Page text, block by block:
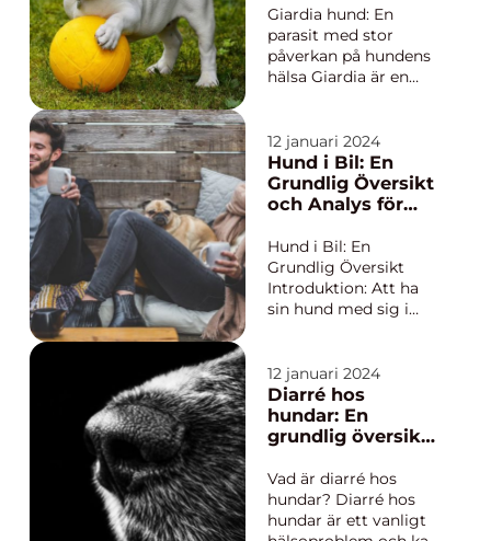
nackdelar. Vi kommer
också att inkludera
kvantitativa
mätningar för ...
Giardia hund: En
parasit med stor
påverkan på hundens
hälsa Giardia är en
hälsa negativt. Denna
artikel kommer att ge
en grundlig översikt
över giardia hos
att diskutera allt från
vad det är oc...
12 januari 2024
Hund i Bil: En
Grundlig Översikt
och Analys för
Hund i Bil: En
Grundlig Översikt
Introduktion: Att ha
sin hund med sig i
situation för många
hundägare. För att du
som ägare ska kunna
ge din hund en säker
är det viktigt att
förstå olika aspekter...
12 januari 2024
Diarré hos
hundar: En
grundlig översikt
och förebyggande
åtgärder
Vad är diarré hos
hundar? Diarré hos
hundar är ett vanligt